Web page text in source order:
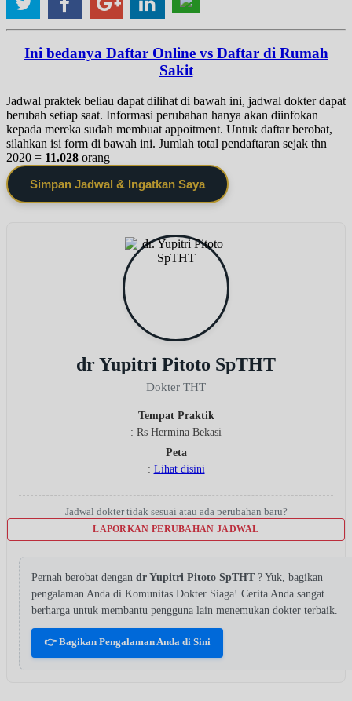
Ini bedanya Daftar Online vs Daftar di Rumah
Sakit
Jadwal praktek beliau dapat dilihat di bawah ini, jadwal dokter dapat
berubah setiap saat. Informasi perubahan hanya akan diinfokan
kepada mereka sudah membuat appoitment. Untuk daftar berobat,
silahkan isi form di bawah ini. Jumlah total pendaftaran sejak thn
2020 = 11.028 orang
Simpan Jadwal & Ingatkan Saya
dr Yupitri Pitoto SpTHT
Dokter THT
Tempat Praktik
: Rs Hermina Bekasi
Peta
: Lihat disini
Jadwal dokter tidak sesuai atau ada perubahan baru?
LAPORKAN PERUBAHAN JADWAL
Pernah berobat dengan dr Yupitri Pitoto SpTHT ? Yuk, bagikan
pengalaman Anda di Komunitas Dokter Siaga! Cerita Anda sangat
berharga untuk membantu pengguna lain menemukan dokter terbaik.
👉 Bagikan Pengalaman Anda di Sini